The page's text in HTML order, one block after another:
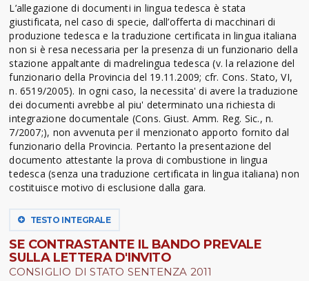
L’allegazione di documenti in lingua tedesca è stata
giustificata, nel caso di specie, dall’offerta di macchinari di
produzione tedesca e la traduzione certificata in lingua italiana
non si è resa necessaria per la presenza di un funzionario della
stazione appaltante di madrelingua tedesca (v. la relazione del
funzionario della Provincia del 19.11.2009; cfr. Cons. Stato, VI,
n. 6519/2005). In ogni caso, la necessita' di avere la traduzione
dei documenti avrebbe al piu' determinato una richiesta di
integrazione documentale (Cons. Giust. Amm. Reg. Sic., n.
7/2007;), non avvenuta per il menzionato apporto fornito dal
funzionario della Provincia. Pertanto la presentazione del
documento attestante la prova di combustione in lingua
tedesca (senza una traduzione certificata in lingua italiana) non
costituisce motivo di esclusione dalla gara.
TESTO INTEGRALE
SE CONTRASTANTE IL BANDO PREVALE
SULLA LETTERA D'INVITO
CONSIGLIO DI STATO SENTENZA 2011